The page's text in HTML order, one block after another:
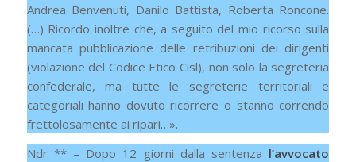
Andrea Benvenuti, Danilo Battista, Roberta Roncone.
(…) Ricordo inoltre che, a seguito del mio ricorso sulla
mancata pubblicazione delle retribuzioni dei dirigenti
(violazione del Codice Etico Cisl), non solo la segreteria
confederale, ma tutte le segreterie territoriali e
categoriali hanno dovuto ricorrere o stanno correndo
frettolosamente ai ripari…».
Ndr ** – Dopo 12 giorni dalla sentenza l’avvocato